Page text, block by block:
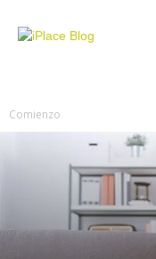
Comienzo